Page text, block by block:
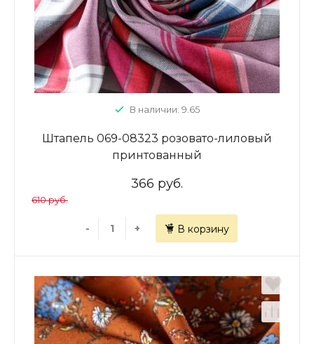
В наличии: 9.65
Штапель 069-08323 розовато-лиловый
принтованный
366 руб.
610 руб.
- + В корзину